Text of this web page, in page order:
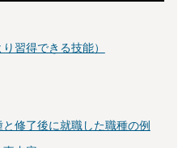
習得できる技能）
修了後に就職した職種の例